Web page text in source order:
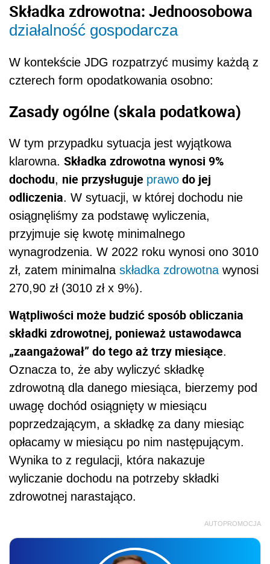
Składka zdrowotna: Jednoosobowa
działalność gospodarcza
W kontekście JDG rozpatrzyć musimy każdą z
czterech form opodatkowania osobno:
Zasady ogólne (skala podatkowa)
W tym przypadku sytuacja jest wyjątkowa
klarowna. Składka zdrowotna wynosi 9%
dochodu, nie przysługuje prawo do jej
odliczenia. W sytuacji, w której dochodu nie
osiągnęliśmy za podstawę wyliczenia,
przyjmuje się kwotę minimalnego
wynagrodzenia. W 2022 roku wynosi ono 3010
zł, zatem minimalna składka zdrowotna wynosi
270,90 zł (3010 zł x 9%).
Wątpliwości może budzić sposób obliczania
składki zdrowotnej, ponieważ ustawodawca
„zaangażował” do tego aż trzy miesiące.
Oznacza to, że aby wyliczyć składkę
zdrowotną dla danego miesiąca, bierzemy pod
uwagę dochód osiągnięty w miesiącu
poprzedzającym, a składkę za dany miesiąc
opłacamy w miesiącu po nim następującym.
Wynika to z regulacji, która nakazuje
wyliczanie dochodu na potrzeby składki
zdrowotnej narastająco.
AUTOPROMOCJA